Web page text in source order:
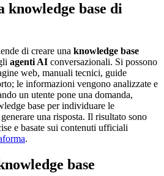
knowledge base di
di creare una knowledge base
agenti AI conversazionali. Si possono
web, manuali tecnici, guide
le informazioni vengono analizzate e
un utente pone una domanda,
base per individuare le
una risposta. Il risultato sono
e basate sui contenuti ufficiali
.
base